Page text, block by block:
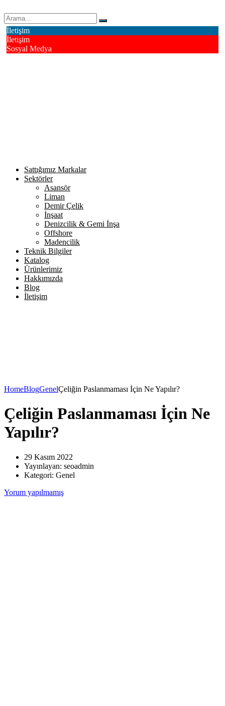
İletişim
İletişim
Sosyal Medya
Sattığımız Markalar
Sektörler
Asansör
Liman
Demir Çelik
İnşaat
Denizcilik & Gemi İnşa
Offshore
Madencilik
Teknik Bilgiler
Katalog
Ürünlerimiz
Hakkımızda
Blog
İletişim
HomeBlogGenelÇeliğin Paslanmaması İçin Ne Yapılır?
Çeliğin Paslanmaması İçin Ne
Yapılır?
29 Kasım 2022
Yayınlayan: seoadmin
Kategori: Genel
Yorum yapılmamış